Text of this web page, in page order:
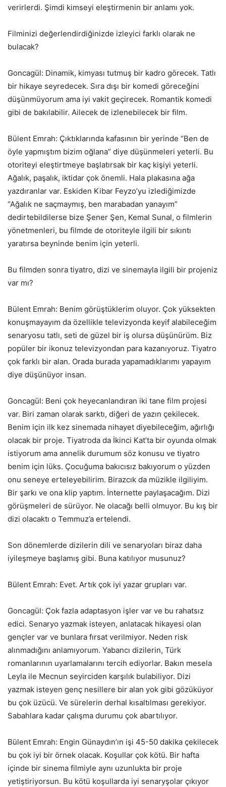
verirlerdi. Şimdi kimseyi eleştirmenin bir anlamı yok.
Filminizi değerlendirdiğinizde izleyici farklı olarak ne
bulacak?
Goncagül: Dinamik, kimyası tutmuş bir kadro görecek. Tatlı
bir hikaye seyredecek. Sıra dışı bir komedi göreceğini
düşünmüyorum ama iyi vakit geçirecek. Romantik komedi
gibi de bakılabilir. Ailecek de izlenebilecek bir film.
Bülent Emrah: Çıktıklarında kafasının bir yerinde “Ben de
öyle yapmıştım bizim oğlana” diye düşünmeleri yeterli. Bu
otoriteyi eleştirtmeye başlatırsak bir kaç kişiyi yeterli.
Ağalık, paşalık, iktidar çok önemli. Hala plakasına ağa
yazdıranlar var. Eskiden Kibar Feyzo’yu izlediğimizde
“Ağalık ne saçmaymış, ben marabadan yanayım”
dedirtebildilerse bize Şener Şen, Kemal Sunal, o filmlerin
yönetmenleri, bu filmde de otoriteyle ilgili bir sıkıntı
yaratırsa beyninde benim için yeterli.
Bu filmden sonra tiyatro, dizi ve sinemayla ilgili bir projeniz
var mı?
Bülent Emrah: Benim görüştüklerim oluyor. Çok yüksekten
konuşmayayım da özellikle televizyonda keyif alabileceğim
senaryosu tatlı, seti de güzel bir iş olursa düşünürüm. Biz
popüler bir ikonuz televizyondan para kazanıyoruz. Tiyatro
çok farklı bir alan. Orada burada yapamadıklarımı yapayım
diye düşünüyor insan.
Goncagül: Beni çok heyecanlandıran iki tane film projesi
var. Biri zaman olarak sarktı, diğeri de yazın çekilecek.
Benim için ilk kez sinemada nihayet diyebileceğim, ağırlığı
olacak bir proje. Tiyatroda da İkinci Kat’ta bir oyunda olmak
istiyorum ama annelik durumum söz konusu ve tiyatro
benim için lüks. Çocuğuma bakıcısız bakıyorum o yüzden
onu seneye erteleyebilirim. Birazcık da müzikle ilgiliyim.
Bir şarkı ve ona klip yaptım. İnternette paylaşacağım. Dizi
görüşmeleri de sürüyor. Ne olacağı belli olmuyor. Bu kış bir
dizi olacaktı o Temmuz’a ertelendi.
Son dönemlerde dizilerin dili ve senaryoları biraz daha
iyileşmeye başlamış gibi. Buna katılıyor musunuz?
Bülent Emrah: Evet. Artık çok iyi yazar grupları var.
Goncagül: Çok fazla adaptasyon işler var ve bu rahatsız
edici. Senaryo yazmak isteyen, anlatacak hikayesi olan
gençler var ve bunlara fırsat verilmiyor. Neden risk
alınmadığını anlamıyorum. Yabancı dizilerin, Türk
romanlarının uyarlamalarını tercih ediyorlar. Bakın mesela
Leyla ile Mecnun seyirciden karşılık bulabiliyor. Dizi
yazmak isteyen genç nesillere bir alan yok gibi gözüküyor
bu çok üzücü. Ve sürelerin derhal kısaltılması gerekiyor.
Sabahlara kadar çalışma durumu çok abartılıyor.
Bülent Emrah: Engin Günaydın’ın işi 45-50 dakika çekilecek
bu çok iyi bir örnek olacak. Koşullar çok kötü. Bir hafta
içinde bir sinema filmiyle aynı uzunlukta bir proje
yetiştiriyorsun. Bu kötü koşullarda iyi senaryşolar çıkıyor